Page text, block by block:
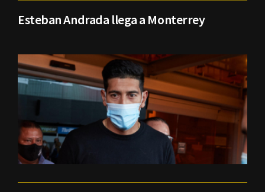
Esteban Andrada llega a Monterrey